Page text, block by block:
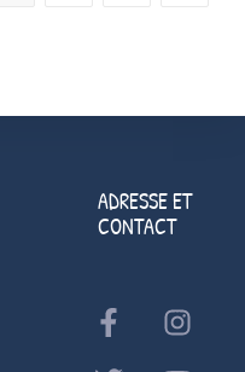
ADRESSE ET
CONTACT